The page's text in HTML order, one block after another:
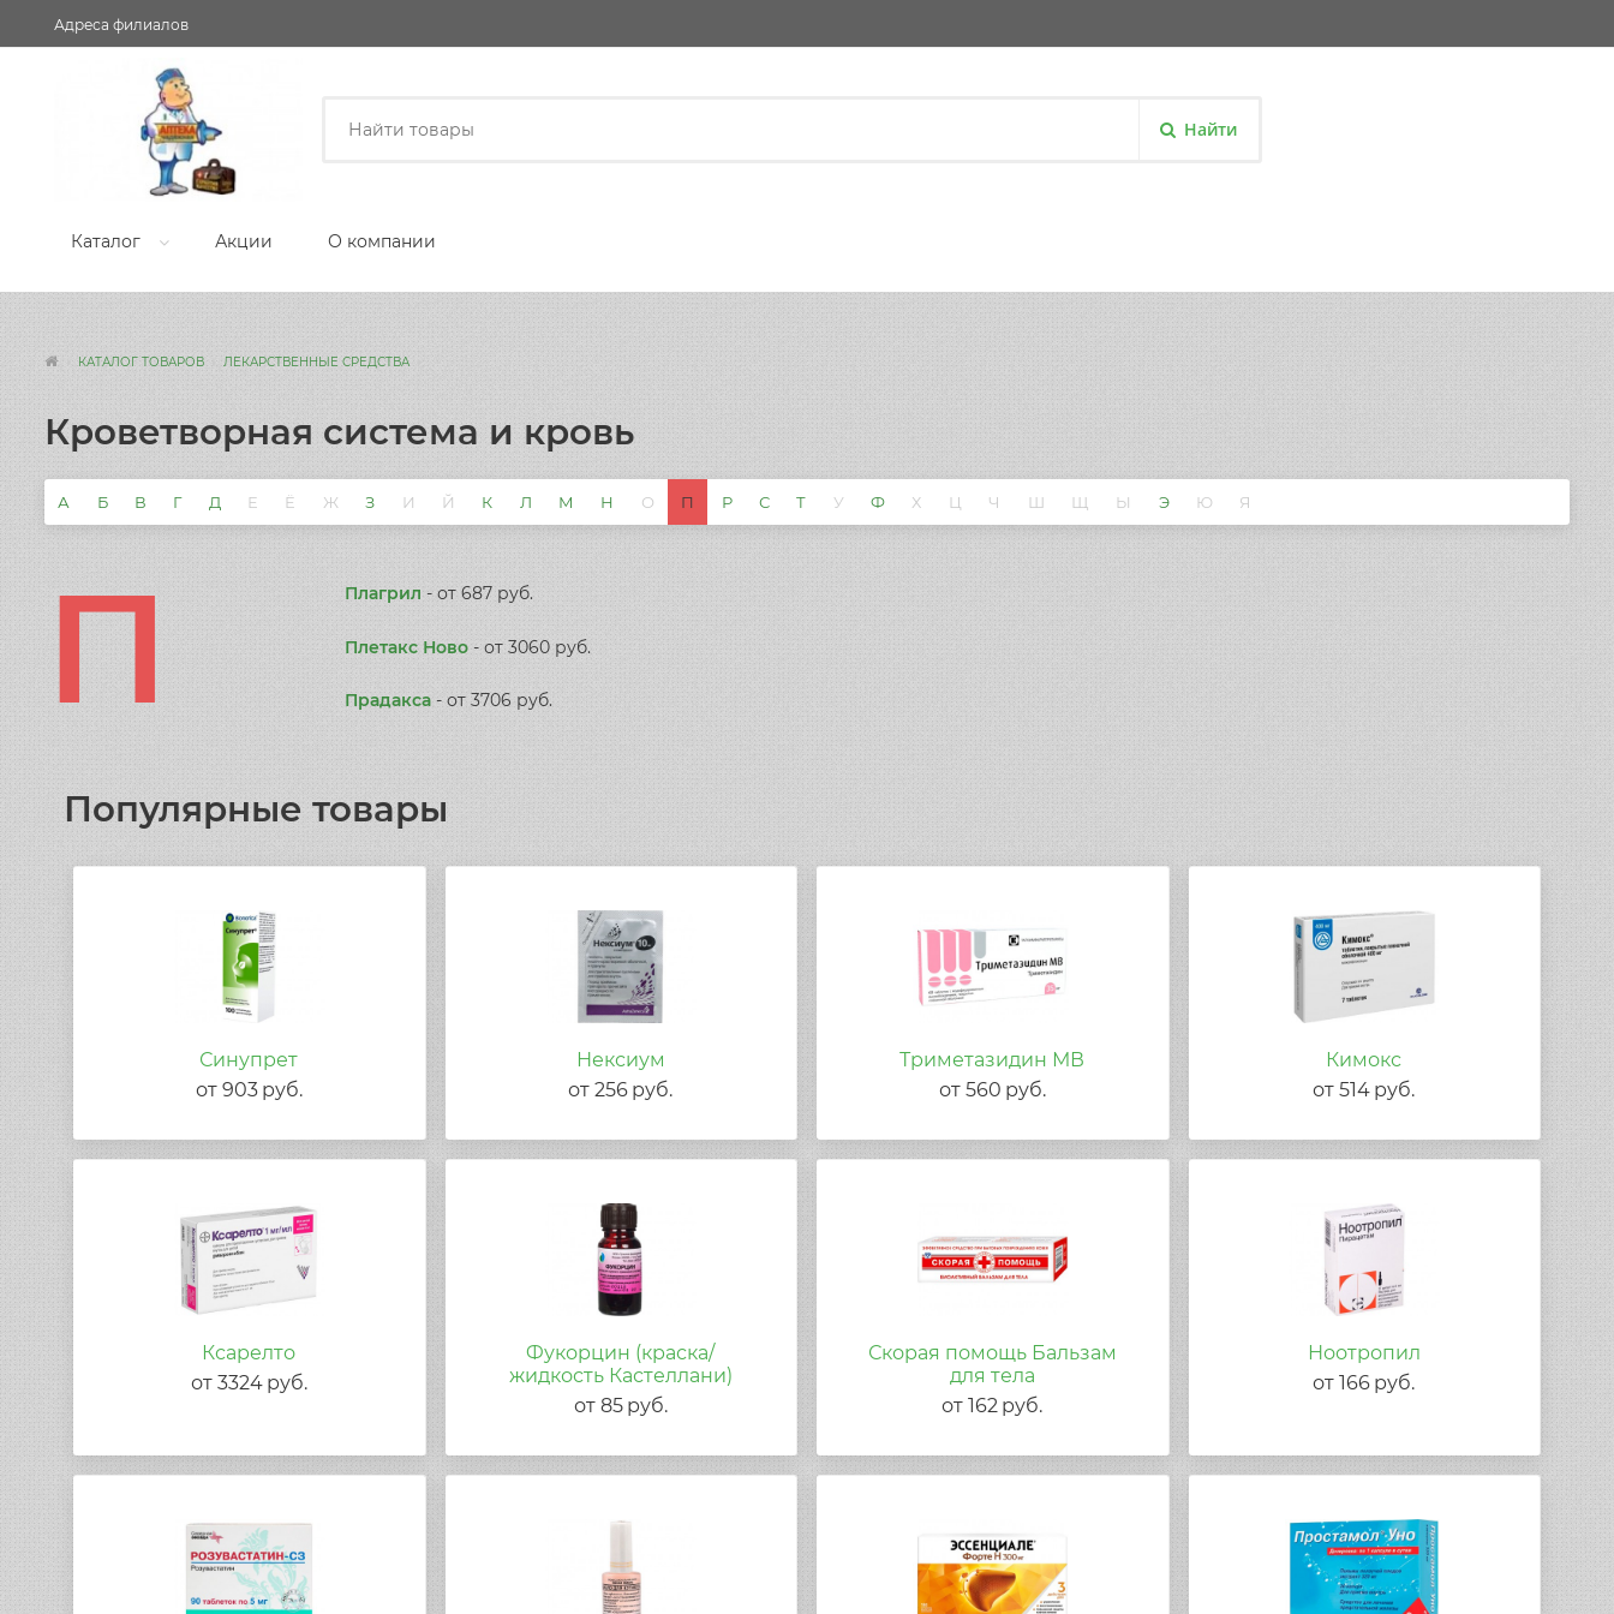
Адреса филиалов
Найти
Каталог Акции О компании
КАТАЛОГ ТОВАРОВ ЛЕКАРСТВЕННЫЕ СРЕДСТВА
Кроветворная система и кровь
А Б В Г Д Е Ё Ж З И Й К Л М Н О П Р С Т У Ф Х Ц Ч Ш Щ Ы Э Ю Я
П Плагрил -от 687 руб.
Плетакс Ново -от 3060 руб.
Прадакса -от 3706 руб.
Популярные товары
Синупрет
от 903 руб.
Нексиум
от256 руб.
Триметазидин МВ
от 560 руб.
Кимокс
от514 руб.
Ксарелто
от 3324 руб.
Фукорцин (краска/
жидкость Кастеллани)
от 85 руб.
Скорая помощь Бальзам
для тела
от162 руб.
Ноотропил
от166 руб.